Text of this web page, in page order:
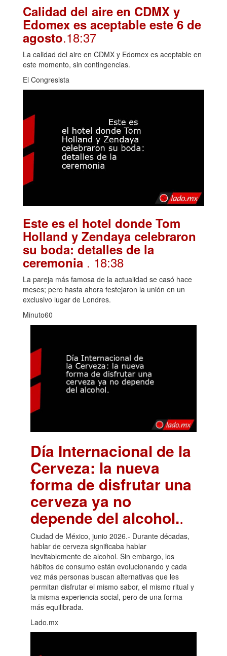
Calidad del aire en CDMX y
Edomex es aceptable este 6 de
agosto.18:37
La calidad del aire en CDMX y Edomex es aceptable en
este momento, sin contingencias.
El Congresista
Este es el hotel donde Tom
Holland y Zendaya celebraron
su boda: detalles de la
ceremonia . 18:38
La pareja más famosa de la actualidad se casó hace
meses; pero hasta ahora festejaron la unión en un
exclusivo lugar de Londres.
Minuto60
Día Internacional de la
Cerveza: la nueva
forma de disfrutar una
cerveza ya no
depende del alcohol..
Ciudad de México, junio 2026.- Durante décadas,
hablar de cerveza significaba hablar
inevitablemente de alcohol. Sin embargo, los
hábitos de consumo están evolucionando y cada
vez más personas buscan alternativas que les
permitan disfrutar el mismo sabor, el mismo ritual y
la misma experiencia social, pero de una forma
más equilibrada.
Lado.mx